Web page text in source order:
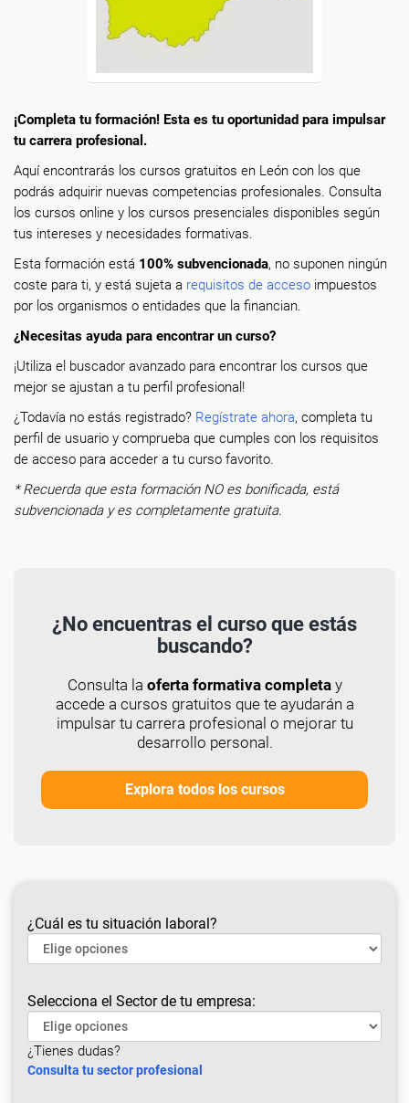
¡Completa tu formación! Esta es tu oportunidad para impulsar
tu carrera profesional.
Aquí encontrarás los cursos gratuitos en León con los que
podrás adquirir nuevas competencias profesionales. Consulta
los cursos online y los cursos presenciales disponibles según
tus intereses y necesidades formativas.
Esta formación está 100% subvencionada, no suponen ningún
coste para ti, y está sujeta a requisitos de acceso impuestos
por los organismos o entidades que la financian.
¿Necesitas ayuda para encontrar un curso?
¡Utiliza el buscador avanzado para encontrar los cursos que
mejor se ajustan a tu perfil profesional!
¿Todavía no estás registrado? Regístrate ahora, completa tu
perfil de usuario y comprueba que cumples con los requisitos
de acceso para acceder a tu curso favorito.
* Recuerda que esta formación NO es bonificada, está
subvencionada y es completamente gratuita.
¿No encuentras el curso que estás
buscando?
Consulta la oferta formativa completay
accede a cursos gratuitos que te ayudarán a
impulsar tu carrera profesional o mejorar tu
desarrollo personal.
Explora todos los cursos
¿Cuál es tu situación laboral?
Selecciona el Sector de tu empresa:
¿Tienes dudas?
Consulta tu sector profesional